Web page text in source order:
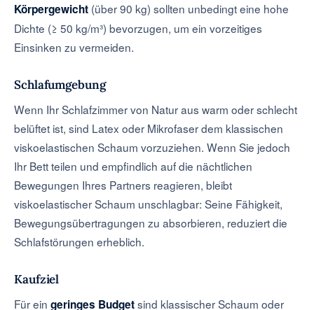
Körpergewicht (über 90 kg) sollten unbedingt eine hohe
Dichte (≥ 50 kg/m³) bevorzugen, um ein vorzeitiges
Einsinken zu vermeiden.
Schlafumgebung
Wenn Ihr Schlafzimmer von Natur aus warm oder schlecht
belüftet ist, sind Latex oder Mikrofaser dem klassischen
viskoelastischen Schaum vorzuziehen. Wenn Sie jedoch
Ihr Bett teilen und empfindlich auf die nächtlichen
Bewegungen Ihres Partners reagieren, bleibt
viskoelastischer Schaum unschlagbar: Seine Fähigkeit,
Bewegungsübertragungen zu absorbieren, reduziert die
Schlafstörungen erheblich.
Kaufziel
Für ein geringes Budgetsind klassischer Schaum oder